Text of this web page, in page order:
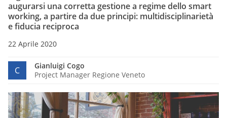
augurarsi una corretta gestione a regime dello smart
working, a partire da due principi: multidisciplinarietà
e fiducia reciproca
22 Aprile 2020
C
Gianluigi Cogo
Project Manager Regione Veneto